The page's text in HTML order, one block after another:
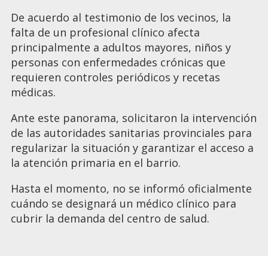
De acuerdo al testimonio de los vecinos, la
falta de un profesional clínico afecta
principalmente a adultos mayores, niños y
personas con enfermedades crónicas que
requieren controles periódicos y recetas
médicas.
Ante este panorama, solicitaron la intervención
de las autoridades sanitarias provinciales para
regularizar la situación y garantizar el acceso a
la atención primaria en el barrio.
Hasta el momento, no se informó oficialmente
cuándo se designará un médico clínico para
cubrir la demanda del centro de salud.